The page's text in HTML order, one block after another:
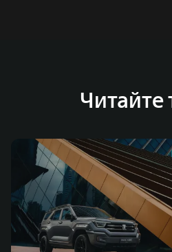
зарубежных – в России,
Читайте